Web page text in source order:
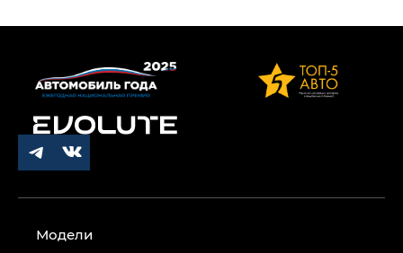
Модели